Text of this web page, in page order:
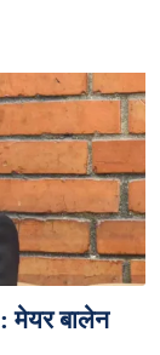
मेयर बालेन